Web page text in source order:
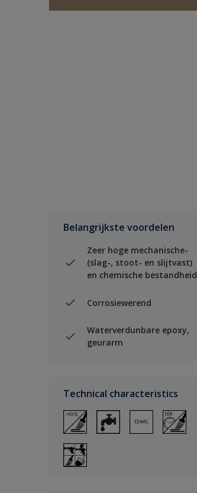
Belangrijkste voordelen
Zeer hoge mechanische-
(slag-, stoot- en slijtvast)
en chemische bestandheid
Corrosiewerend
Waterverdunbare epoxy,
geurarm
Technical characteristics